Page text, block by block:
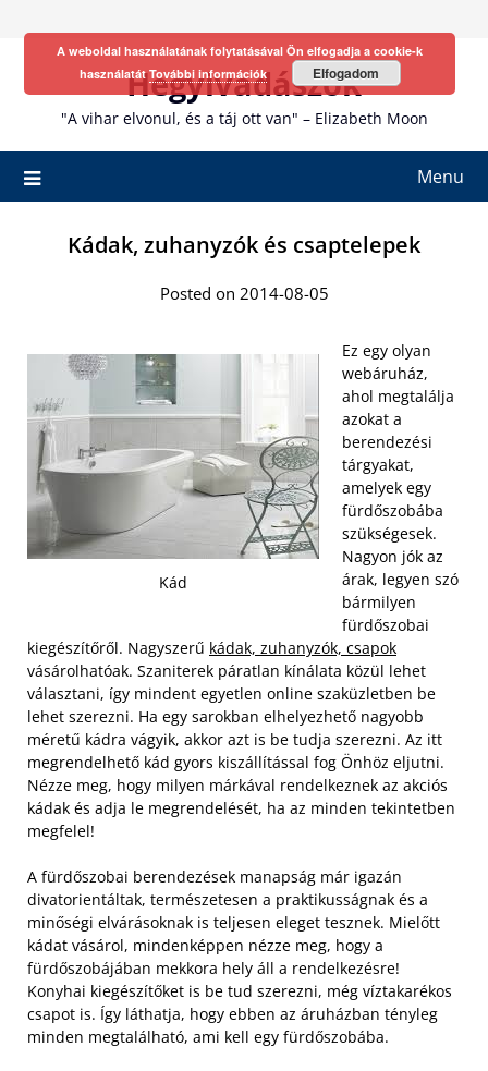
Hegyivadászok
"A vihar elvonul, és a táj ott van" – Elizabeth Moon
Menu
Kádak, zuhanyzók és csaptelepek
Posted on 2014-08-05
Kád
Ez egy olyan
webáruház,
ahol megtalálja
azokat a
berendezési
tárgyakat,
amelyek egy
fürdőszobába
szükségesek.
Nagyon jók az
árak, legyen szó
bármilyen
fürdőszobai
kiegészítőről. Nagyszerű kádak, zuhanyzók, csapok
vásárolhatóak. Szaniterek páratlan kínálata közül lehet
választani, így mindent egyetlen online szaküzletben be
lehet szerezni. Ha egy sarokban elhelyezhető nagyobb
méretű kádra vágyik, akkor azt is be tudja szerezni. Az itt
megrendelhető kád gyors kiszállítással fog Önhöz eljutni.
Nézze meg, hogy milyen márkával rendelkeznek az akciós
kádak és adja le megrendelését, ha az minden tekintetben
megfelel!
A fürdőszobai berendezések manapság már igazán
divatorientáltak, természetesen a praktikusságnak és a
minőségi elvárásoknak is teljesen eleget tesznek. Mielőtt
kádat vásárol, mindenképpen nézze meg, hogy a
fürdőszobájában mekkora hely áll a rendelkezésre!
Konyhai kiegészítőket is be tud szerezni, még víztakarékos
csapot is. Így láthatja, hogy ebben az áruházban tényleg
minden megtalálható, ami kell egy fürdőszobába.
A weboldal használatának folytatásával Ön elfogadja a cookie-k
használatátTovábbi információk Elfogadom